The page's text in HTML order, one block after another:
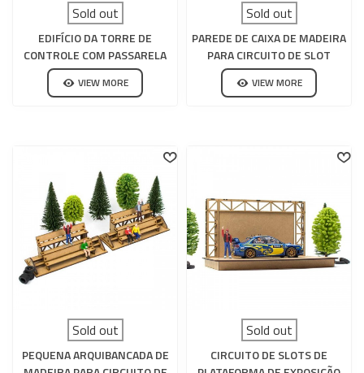
Sold out
EDIFÍCIO DA TORRE DE
CONTROLE COM PASSARELA
DE MADEIRA PARA CIRCUITO
DE SLOTS
VIEW MORE
Sold out
PAREDE DE CAIXA DE MADEIRA
PARA CIRCUITO DE SLOT
VIEW MORE
Sold out
PEQUENA ARQUIBANCADA DE
Sold out
CIRCUITO DE SLOTS DE